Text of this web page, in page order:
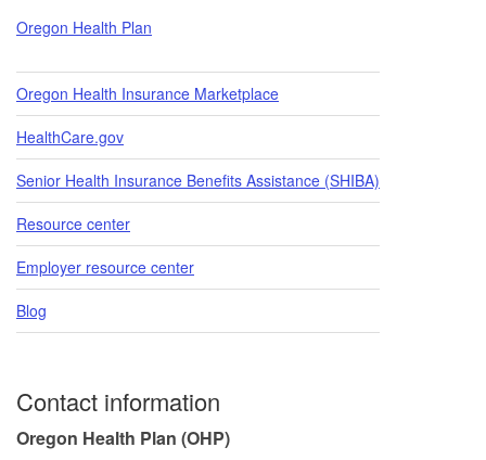
Oregon Health Plan
Oregon Health Insurance Marketplace
HealthCare.gov
Senior Health Insurance Benefits Assistance (SHIBA)
Resource center
Employer resource center
Blog
Contact information
Oregon Health Plan (OHP)